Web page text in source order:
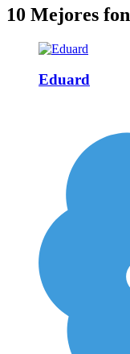
10 Mejores
Eduard